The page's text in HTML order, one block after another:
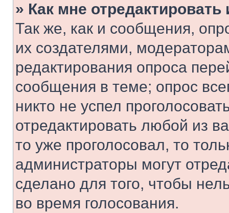
» Как мне
Так же, как и сообщения,
их создателями,
редактирования опроса
сообщения в теме; опрос
никто не успел
отредактировать любой из
то уже проголосовал, то
администраторы могут
сделано для того, чтобы
во время голосования.